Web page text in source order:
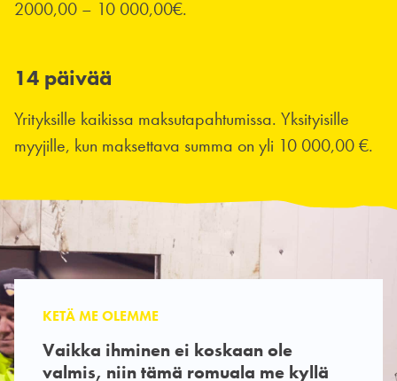
2000,00 – 10 000,00€.
14 päivää
Yrityksille kaikissa maksutapahtumissa. Yksityisille
myyjille, kun maksettava summa on yli 10 000,00 €.
KETÄ ME OLEMME
Vaikka ihminen ei koskaan ole
valmis, niin tämä romuala me kyllä